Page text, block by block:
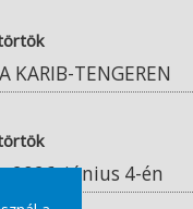
KARIB-TENGEREN
2026. június 4-én